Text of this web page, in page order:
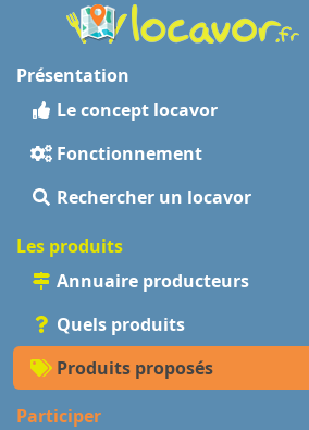
Présentation
Le concept locavor
Fonctionnement
Rechercher un locavor
Les produits
Annuaire producteurs
Quels produits
Produits proposés
Participer